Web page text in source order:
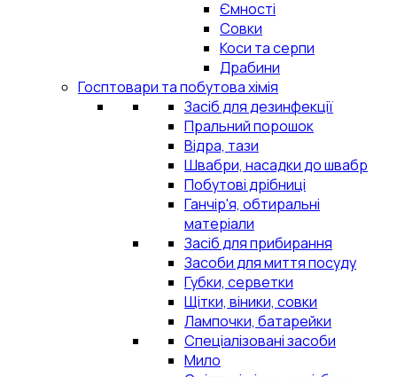
Ємності
Совки
Коси та серпи
Драбини
Госптовари та побутова хімія
Засіб для дезинфекції
Пральний порошок
Відра, тази
Швабри, насадки до швабр
Побутові дрібниці
Ганчір'я, обтиральні
матеріали
Засіб для прибирання
Засоби для миття посуду
Губки, серветки
Щітки, віники, совки
Лампочки, батарейки
Спеціалізовані засоби
Мило